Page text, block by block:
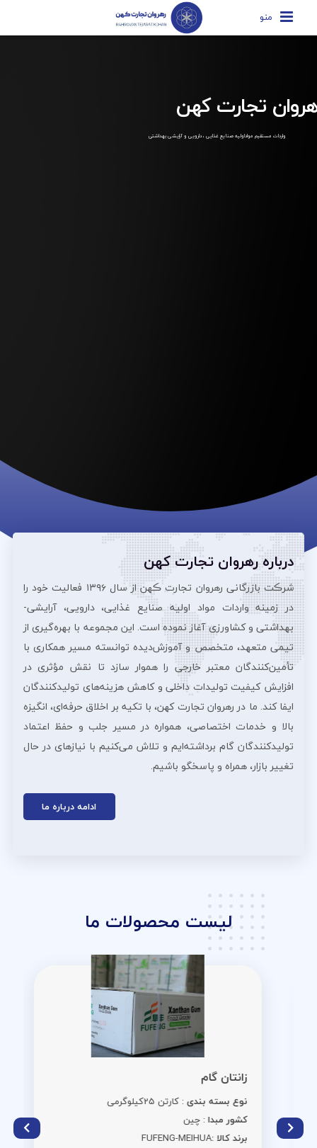
منو
تجارت کهن
واردات مستقیم مواداولیه صنایع غذایی ، دارویی و آرایشی بهداشتی
درباره رهروان تجارت کهن
شرڪت بازرگانی رهروان تجارت ڪهن از سال ۱۳۹۶ فعالیت خود را
در زمینه واردات مواد اولیه صنایع غذایی، دارویی، آرایشی‌-
بهداشتی و کشاورزی آغاز نموده است. این مجموعه با بهره‌گیری از
تیمی متعهد، متخصص و آموزش‌دیده توانسته مسیر همکاری با
تأمین‌کنندگان معتبر خارجی را هموار سازد تا نقش مؤثری در
افزایش کیفیت تولیدات داخلی و کاهش هزینه‌های تولیدکنندگان
ایفا کند. ما در رهروان تجارت کهن، با تکیه بر اخلاق حرفه‌ای، انگیزه
بالا و خدمات اختصاصی، همواره در مسیر جلب و حفظ اعتماد
تولیدکنندگان گام برداشته‌ایم و تلاش می‌کنیم با نیازهای در حال
تغییر بازار، همراه و پاسخگو باشیم.
ادامه درباره ما
لیست محصولات ما
زانتان گام
نوع بسته بندی: کارتن 25کیلوگرمی
کشور مبدا: چین
برند کالا :FUFENG-MEIHUA